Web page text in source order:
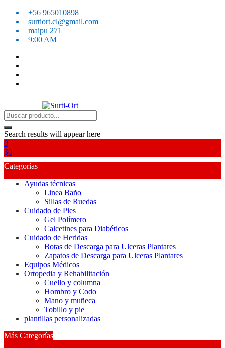
Skip
content
+56 965010898
surtiort.cl@gmail.com
maipu 271
9:00 AM
Surti-Ort
SO
Search results will appear here
0
$0
Categorías
Ayudas técnicas
Linea Baño
Sillas de Ruedas
Cuidado de Pies
Gel Polímero
Calcetines para Diabéticos
Cuidado de Heridas
Botas de Descarga para Ulceras Plantares
Zapatos de Descarga para Ulceras Plantares
Equipos Médicos
Ortopedia y Rehabilitación
Cuello y columna
Hombro y Codo
Mano y muñeca
Tobillo y pie
plantillas personalizadas
Más Categorías